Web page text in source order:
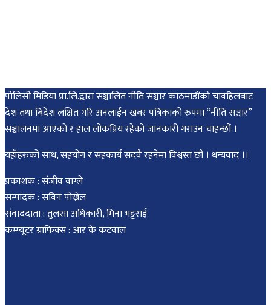
पोलिसी मिडिया प्रा.लि.द्वारा सञ्चालित नीति सञ्चार काठमाडाैंकाे चावहिलबाट
देश तथा बिदेश लक्षित गरि अनलाईन खबर पत्रिकाको रुपमा “नीति सञ्चार”
सञ्चालनमा आएको र हाल लोकप्रिय रहेको जानकारी गराउन चाहन्छौं ।
यहाँहरुको साथ, सहयोग र सहकार्य सदवै रहनेमा विश्वस्त छौं । धन्यवाद ।।
प्रकाशक : संजीव वाग्ले
सम्पादक : सविन पोख्रेल
संवाददाता : तुलसा अधिकारी, मिना भट्टराई
कम्प्यूटर ग्राफिक्स : आर के कटवाल